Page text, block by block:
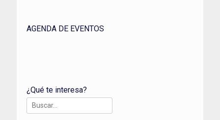
AGENDA DE EVENTOS
¿Qué te interesa?
Buscar: